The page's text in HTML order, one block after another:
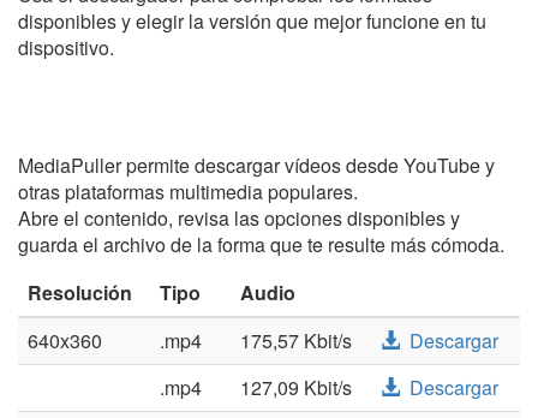
disponibles y elegir la versión que mejor funcione en tu
dispositivo.
MediaPuller permite descargar vídeos desde YouTube y
otras plataformas multimedia populares.
Abre el contenido, revisa las opciones disponibles y
guarda el archivo de la forma que te resulte más cómoda.
Resolución
Tipo
Audio
640x360
.mp4 175,57 Kbit/s
Descargar
.mp4
127,09 Kbit/s
Descargar